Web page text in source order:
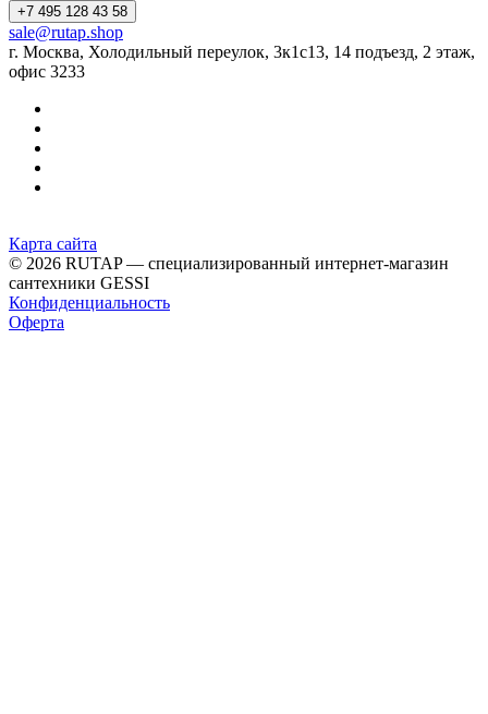
+7 495 128 43 58
sale@rutap.shop
г. Москва, Холодильный переулок, 3к1с13, 14 подъезд, 2 этаж,
офис 3233
Карта сайта
© 2026 RUTAP — специализированный интернет-магазин
сантехники GESSI
Конфиденциальность
Оферта